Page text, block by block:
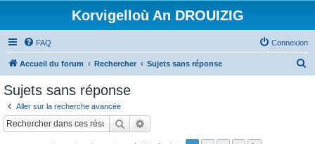
Korvigelloù An DROUIZIG
FAQ Connexion
Accueil du forum Rechercher Sujets sans réponse
Sujets sans réponse
Aller sur la recherche avancée
Rechercher